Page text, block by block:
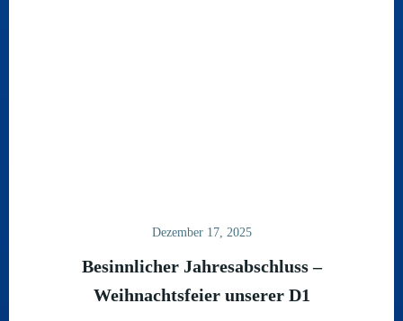
Dezember 17, 2025
Besinnlicher Jahresabschluss –
Weihnachtsfeier unserer D1